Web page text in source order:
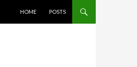
HOME
POSTS